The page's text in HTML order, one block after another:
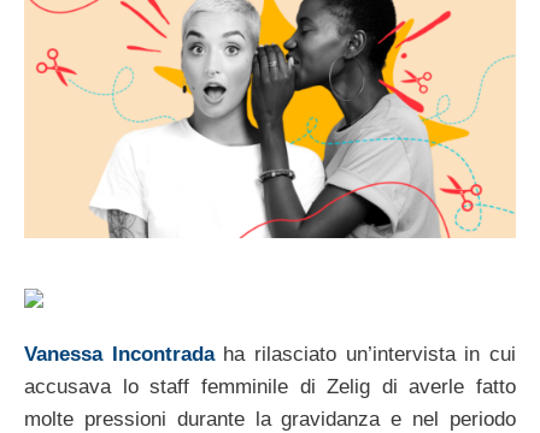
Vanessa Incontradaha rilasciato un’intervista in cui
accusava lo staff femminile di Zelig di averle fatto
molte pressioni durante la gravidanza e nel periodo